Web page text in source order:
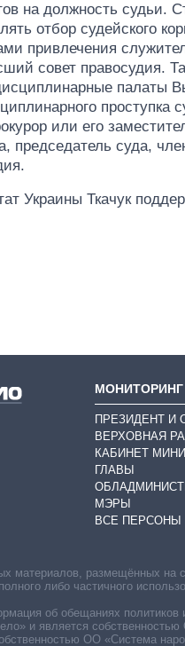
на должность судьи.
отбор судейского
привлечения
совет правосудия.
палаты
проступка
или его
председатель суда,
Украины Ткачук
МОНИТОРИНГ
ПРЕЗИДЕНТ И
ВЕРХОВНАЯ
КАБИНЕТ
ГЛАВЫ
МЭРЫ
ВСЕ ПЕРСОНЫ
материалов, размещённых на
либо частичного
об обещаниях
и является
ОО «Система